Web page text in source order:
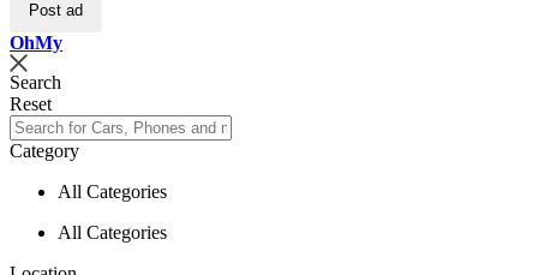
Post ad
OhMy
Search
Reset
Category
All Categories
All Categories